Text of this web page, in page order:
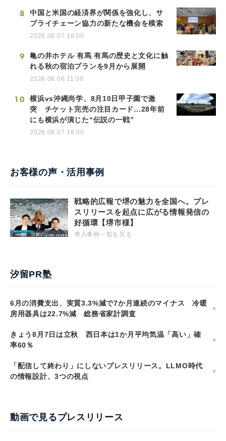
8
中国と米国の経済界が関係を強化し、サ
プライチェーン協力の新たな機会を模索
2026.08.07 10:00
9
亀の井ホテル 有馬 有馬の歴史と文化に触
れる秋の宿泊プランを9月から展開
2026.08.06 11:00
10
横浜vs沖縄尚学、8月10日甲子園で激
突 チケット完売の注目カード…28年前
にも横浜が演じた“伝説の一戦”
2026.08.07 19:00
お客様の声・活用事例
戦略的広報で堺の魅力を全国へ。プレ
スリリースを起点に広がる情報発信の
好循環【堺市様】
導入事例一覧を見る
汐留PR塾
6月の消費支出、実質3.3%減で7か月連続のマイナス 冷暖
房用器具は22.7%減 総務省家計調査
きょう8月7日は立秋 西日本は1か月平均気温「高い」確
率60％
「配信して終わり」にしないプレスリリース。LLMO時代
の情報設計、3つの視点
動画で見るプレスリリース